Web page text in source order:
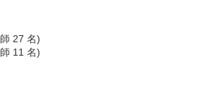
27 名)
11 名)